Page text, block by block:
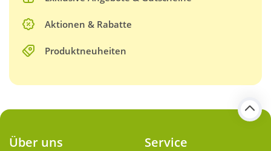
Aktionen & Rabatte
Produktneuheiten
Über uns Service